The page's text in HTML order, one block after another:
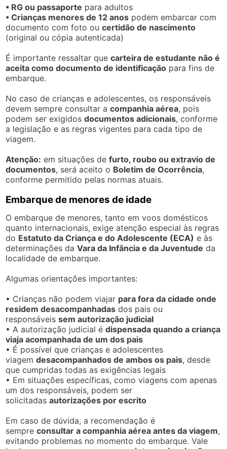
• RG ou passaporte para adultos
• Crianças menores de 12 anos podem embarcar com
documento com foto oucertidão de nascimento
(original ou cópia autenticada)
É importante ressaltar quecarteira de estudante não é
aceita como documento de identificação para fins de
embarque.
No caso de crianças e adolescentes, os responsáveis
devem sempre consultar acompanhia aérea, pois
podem ser exigidosdocumentos adicionais, conforme
a legislação e as regras vigentes para cada tipo de
viagem.
Atenção: em situações defurto, roubo ou extravio de
documentos, será aceito o Boletim de Ocorrência,
conforme permitido pelas normas atuais.
Embarque de menores de idade
O embarque de menores, tanto em voos domésticos
quanto internacionais, exige atenção especial às regras
do Estatuto da Criança e do Adolescente (ECA) e às
determinações daVara da Infância e da Juventude da
localidade de embarque.
Algumas orientações importantes:
• Crianças não podem viajar para fora da cidade onde
residem desacompanhadas dos pais ou
responsáveissem autorização judicial
• A autorização judicial édispensada quando a criança
viaja acompanhada de um dos pais
• É possível que crianças e adolescentes
viagemdesacompanhados de ambos os pais, desde
que cumpridas todas as exigências legais
• Em situações específicas, como viagens com apenas
um dos responsáveis, podem ser
solicitadasautorizações por escrito
Em caso de dúvida, a recomendação é
sempreconsultar a companhia aérea antes da viagem,
evitando problemas no momento do embarque. Vale